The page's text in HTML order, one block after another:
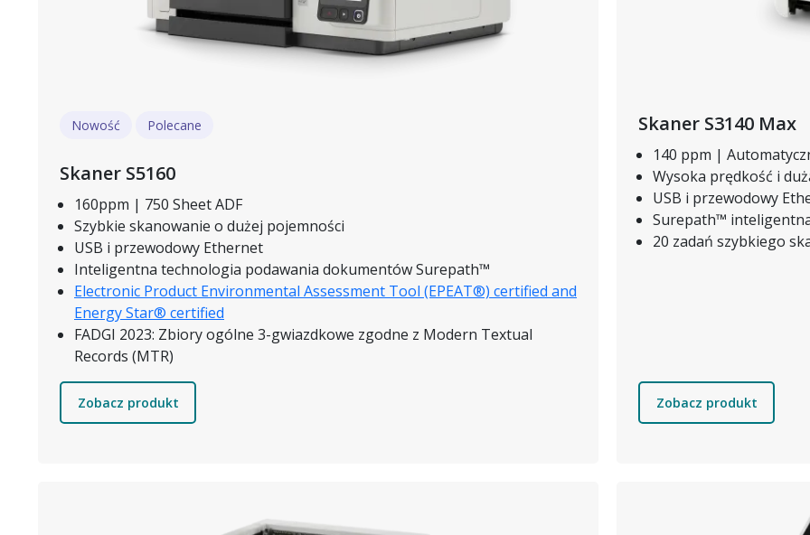
Nowość Polecane
Skaner S5160
160ppm | 750 Sheet ADF
Szybkie skanowanie o dużej pojemności
USB i przewodowy Ethernet
Inteligentna technologia podawania dokumentów Surepath™
Electronic Product Environmental Assessment Tool (EPEAT®) certified and
Energy Star® certified
FADGI 2023: Zbiory ogólne 3-gwiazdkowe zgodne z Modern Textual
Records (MTR)
Zobacz produkt
Skaner S3140 Max
140 ppm |
Wysoka prędkość i
USB i przewodowy
Surepath™
20 zadań szybkiego
Zobacz produkt